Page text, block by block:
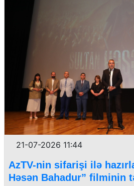
21-07-2026 11:44
AzTV-nin sifarişi ilə
Həsən Bahadur” filminin